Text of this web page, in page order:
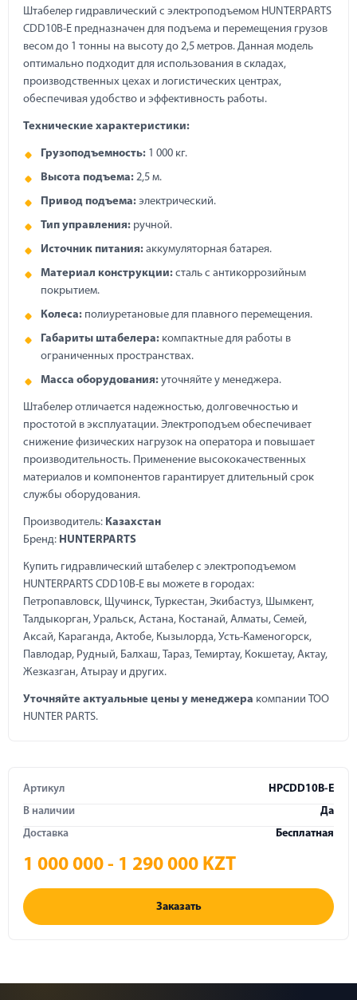
Штабелер гидравлический с электроподъемом HUNTERPARTS
CDD10B-E предназначен для подъема и перемещения грузов
весом до 1 тонны на высоту до 2,5 метров. Данная модель
оптимально подходит для использования в складах,
производственных цехах и логистических центрах,
обеспечивая удобство и эффективность работы.
Технические характеристики:
Грузоподъемность: 1 000 кг.
Высота подъема: 2,5 м.
Привод подъема: электрический.
Тип управления: ручной.
Источник питания: аккумуляторная батарея.
Материал конструкции: сталь с антикоррозийным
покрытием.
Колеса: полиуретановые для плавного перемещения.
Габариты штабелера: компактные для работы в
ограниченных пространствах.
Масса оборудования: уточняйте у менеджера.
Штабелер отличается надежностью, долговечностью и
простотой в эксплуатации. Электроподъем обеспечивает
снижение физических нагрузок на оператора и повышает
производительность. Применение высококачественных
материалов и компонентов гарантирует длительный срок
службы оборудования.
Производитель: Казахстан
Бренд: HUNTERPARTS
Купить гидравлический штабелер с электроподъемом
HUNTERPARTS CDD10B-E вы можете в городах:
Петропавловск, Щучинск, Туркестан, Экибастуз, Шымкент,
Талдыкорган, Уральск, Астана, Костанай, Алматы, Семей,
Аксай, Караганда, Актобе, Кызылорда, Усть-Каменогорск,
Павлодар, Рудный, Балхаш, Тараз, Темиртау, Кокшетау, Актау,
Жезказган, Атырау и других.
Уточняйте актуальные цены у менеджера компании ТОО
HUNTER PARTS.
Артикул
HPCDD10B-E
В наличии
Да
Доставка
Бесплатная
1 000 000 - 1 290 000 KZT
Заказать